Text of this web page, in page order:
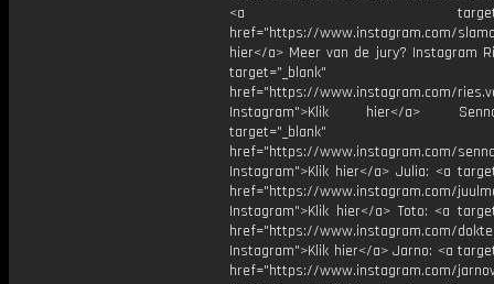
<a
href="https://www.instagram.com/
hier</a> Meer van de jury? Instagram
target="_blank"
href="https://www.instagram.com/
Instagram">Klik hier</a>
target="_blank"
href="https://www.instagram.com/
Instagram">Klik hier</a> Julia: <a
href="https://www.instagram.com/
Instagram">Klik hier</a> Toto: <a
href="https://www.instagram.com/
Instagram">Klik hier</a> Jarno: <a
href="https://www.instagram.com/